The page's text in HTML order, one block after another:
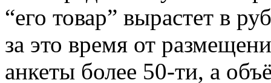
“его товар” вырастет в
за это время от
анкеты более 50-ти, а